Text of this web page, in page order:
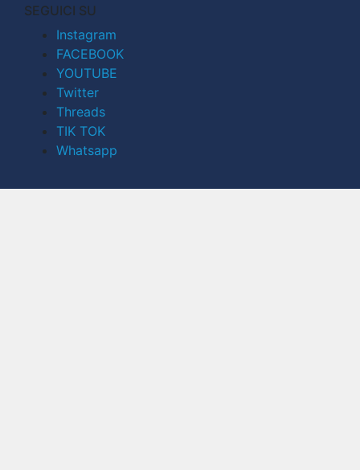
SEGUICI SU
Instagram
FACEBOOK
YOUTUBE
Twitter
Threads
TIK TOK
Whatsapp